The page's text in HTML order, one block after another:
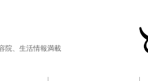
院、生活情報満載